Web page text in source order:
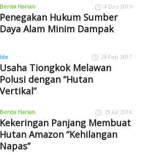
Berita Harian 4 Des 2019
Penegakan Hukum Sumber
Daya Alam Minim Dampak
Ide 28 Feb 2017
Usaha Tiongkok Melawan
Polusi dengan “Hutan
Vertikal”
Berita Harian 25 Jul 2016
Kekeringan Panjang Membuat
Hutan Amazon “Kehilangan
Napas”